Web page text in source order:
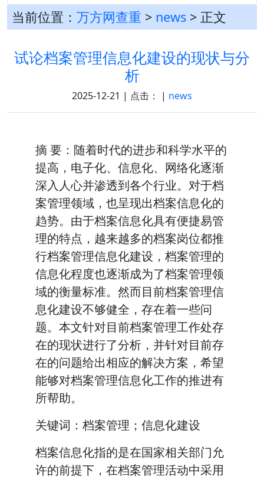
当前位置： 万方网查重 > news > 正文
试论档案管理信息化建设的现状与分
析
2025-12-21 | 点击： | news
摘 要：随着时代的进步和科学水平的
提高，电子化、信息化、网络化逐渐
深入人心并渗透到各个行业。对于档
案管理领域，也呈现出档案信息化的
趋势。由于档案信息化具有便捷易管
理的特点，越来越多的档案岗位都推
行档案管理信息化建设，档案管理的
信息化程度也逐渐成为了档案管理领
域的衡量标准。然而目前档案管理信
息化建设不够健全，存在着一些问
题。本文针对目前档案管理工作处存
在的现状进行了分析，并针对目前存
在的问题给出相应的解决方案，希望
能够对档案管理信息化工作的推进有
所帮助。
关键词：档案管理；信息化建设
档案信息化指的是在国家相关部门允
许的前提下，在档案管理活动中采用